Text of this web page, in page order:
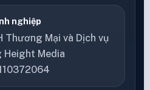
nghiệp
Thương Mại và Dịch vụ
Height Media